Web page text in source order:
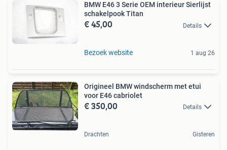
BMW E46 3 Serie OEM interieur Sierlijst
schakelpook Titan
€ 45,00 Details
Bezoek website 1 aug 26
Origineel BMW windscherm met etui
voor E46 cabriolet
€ 350,00 Details
Drachten Gisteren